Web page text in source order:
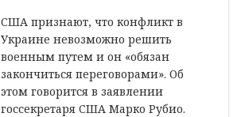
США признают, что конфликт в
Украине невозможно решить
военным путем и он «обязан
закончиться переговорами». Об
этом говорится в заявлении
госсекретаря США Марко Рубио.